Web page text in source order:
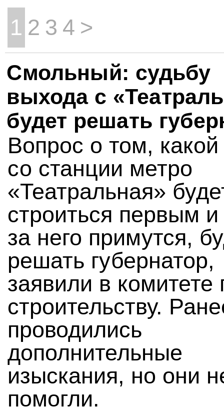
1 2 3 4 >
Смольный: судьбу
выхода с
будет решать
Вопрос о том,
со станции метро
«Театральная»
строиться первым и
за него примутся,
решать губернатор,
заявили в комитете
строительству.
проводились
дополнительные
изыскания, но они
помогли.